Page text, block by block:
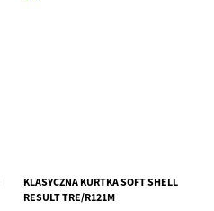
KLASYCZNA KURTKA SOFT SHELL
RESULT TRE/R121M